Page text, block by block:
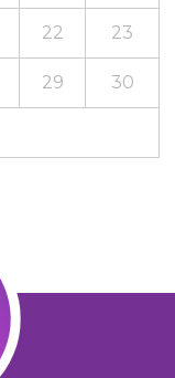
22 23
29 30